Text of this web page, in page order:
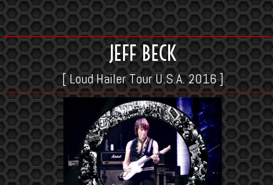
JEFF BECK
[ Loud Hailer Tour U.S.A. 2016 ]